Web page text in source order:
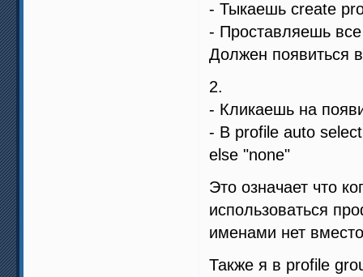
- Тыкаешь create
- Проставляешь
Должен появиться
2.
- Кликаешь на
- В profile auto
else "none"
Это означает что
использоваться
именами нет
Также я в profile